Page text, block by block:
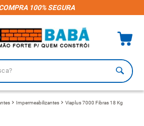
100% SEGURA
Impermeabilizantes
Viaplus 7000 Fibras 18 Kg